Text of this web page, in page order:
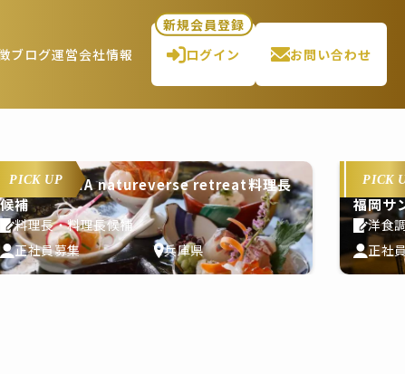
ブログ運営会社情報
新規会員登録
ログイン
お問い合わせ
PICK UP
THE PASONA natureverse retreat料理長
候補
料理長・料理長候補
正社員募集
兵庫県
PICK
福岡サ
洋食
正社